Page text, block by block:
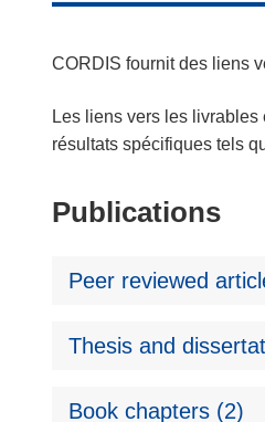
CORDIS fournit des liens
Les liens vers les
résultats spécifiques tels
Publications
Peer reviewed
Thesis and
Book chapters (2)